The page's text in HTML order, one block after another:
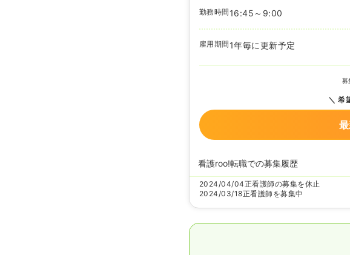
勤務時間 16:45～9:00
雇用期間 1年毎に更新予定
募
希
看護roo!転職での募集履歴
2024/04/04正看護師の募集を休止
2024/03/18正看護師を募集中